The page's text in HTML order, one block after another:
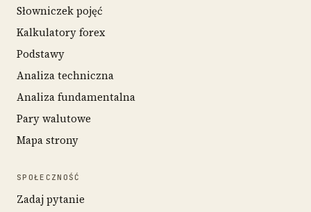
Słowniczek pojęć
Kalkulatory forex
Podstawy
Analiza techniczna
Analiza fundamentalna
Pary walutowe
Mapa strony
SPOŁECZNOŚĆ
Zadaj pytanie